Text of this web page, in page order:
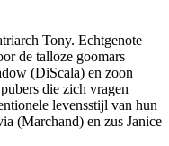
Tony. Echtgenote
de talloze goomars
(DiScala) en zoon
die zich vragen
levensstijl van hun
(Marchand) en zus Janice